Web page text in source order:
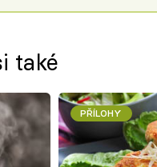
také
PŘÍLOHY